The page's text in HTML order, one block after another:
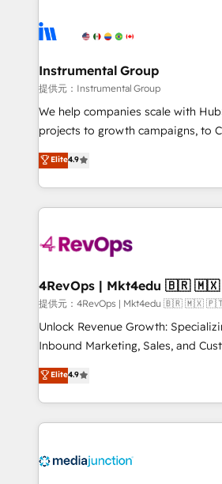
agency for an Ops problem. Don't
agency for a growth problem. Hire a partner built to
Elite Partners with 10+ years of
Premier Partner 2023 🌟5 HubSpot
Won HubSpot Theme Challenge
HubSpot Rising Star Why us? Harnessing the full
potential of the powerful HubSpot CRM. ✔️A
HubSpot experience ✔️Flexible
Hourly-fee (assigned one
requirement). ✔️Helped over
far with our HubSpot solutions.
on-
Instrumental Group
提供元：Instrumental Group
We help companies scale with
projects to growth campaigns, to
Hire an agency that's experienced
HubSpot and willing to work hand-
team to simplify the complex and
experience for your team and
Elite4.9
4RevOps |
提供元：4RevOps | Mkt4edu 🇧🇷
Unlock Revenue Growth:
Inbound Marketing, Sales, and
specialize in driving revenue
across industries through tailored
and customer success strategies,
methodologies. As Latin
offer unparalleled insights. Operating in five
Elite4.9